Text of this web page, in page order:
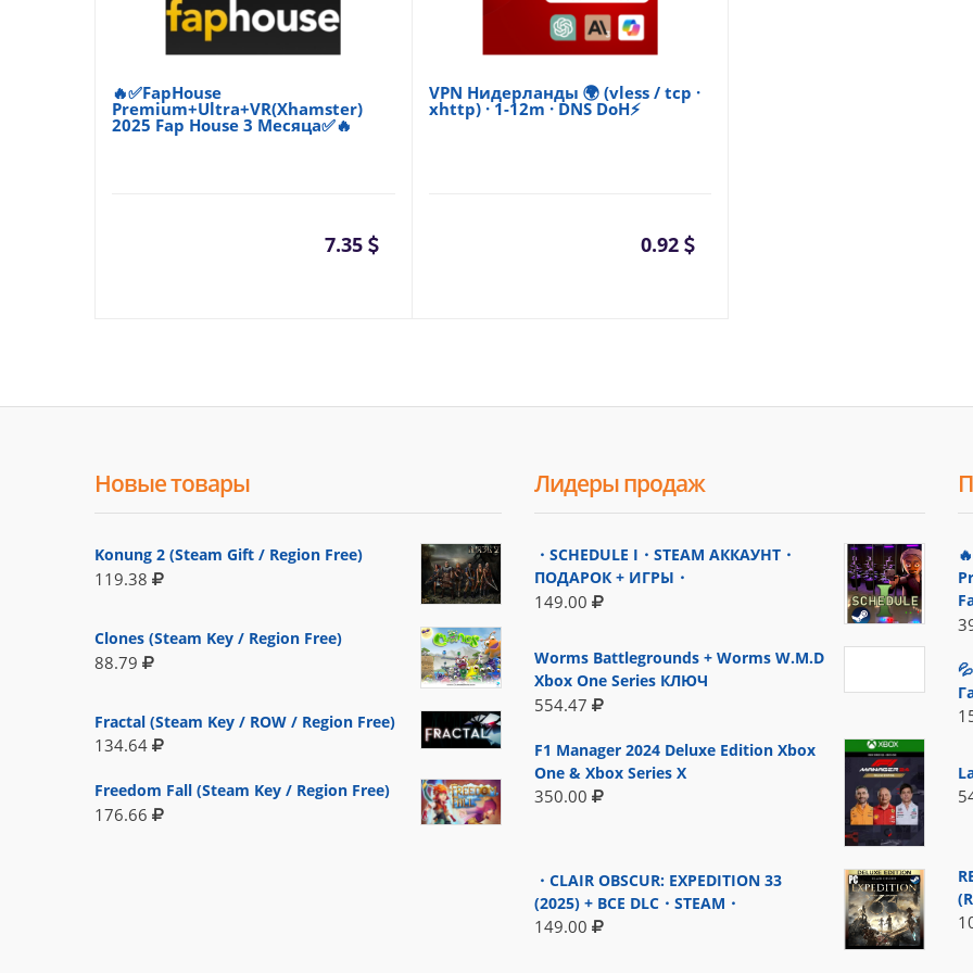
🔥✅FapHouse
Premium+Ultra+VR(Xhamster)
2025 Fap House 3 Месяца✅🔥
7.35
VPN Нидерланды 🌍 (vless / tcp ·
xhttp) · 1-12m · DNS DoH⚡
0.92
Новые товары
Konung 2 (Steam Gift / Region Free)
119.38
Clones (Steam Key / Region Free)
88.79
Fractal (Steam Key / ROW / Region Free)
134.64
Freedom Fall (Steam Key / Region Free)
176.66
Лидеры продаж
・SCHEDULE I・STEAM АККАУНТ・
ПОДАРОК + ИГРЫ・
149.00
Worms Battlegrounds + Worms W.M.D
Xbox One Series КЛЮЧ
554.47
F1 Manager 2024 Deluxe Edition Xbox
One & Xbox Series X
350.00
・CLAIR OBSCUR: EXPEDITION 33
(2025) + ВСЕ DLC・STEAM・
149.00